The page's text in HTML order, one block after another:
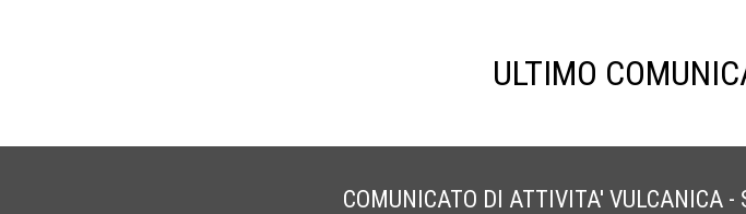
ULTIMO
COMUNICATO DI ATTIVITA' VULCANICA